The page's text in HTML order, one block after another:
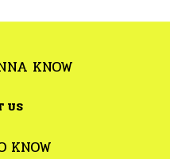
KNOW
US
KNOW